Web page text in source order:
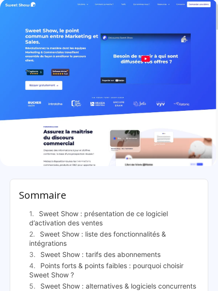
Sweet Show: présentation
Sommaire
Sweet Show : présentation de ce logiciel
d’activation des ventes
Sweet Show : liste des fonctionnalités &
intégrations
Sweet Show : tarifs des abonnements
Points forts & points faibles : pourquoi choisir
Sweet Show ?
Sweet Show : alternatives & logiciels concurrents